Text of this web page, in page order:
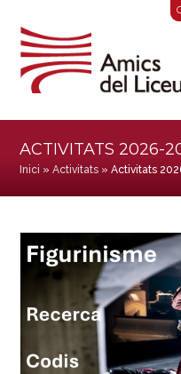
ACTIVITATS 2026-
Inici »Activitats »Activitats